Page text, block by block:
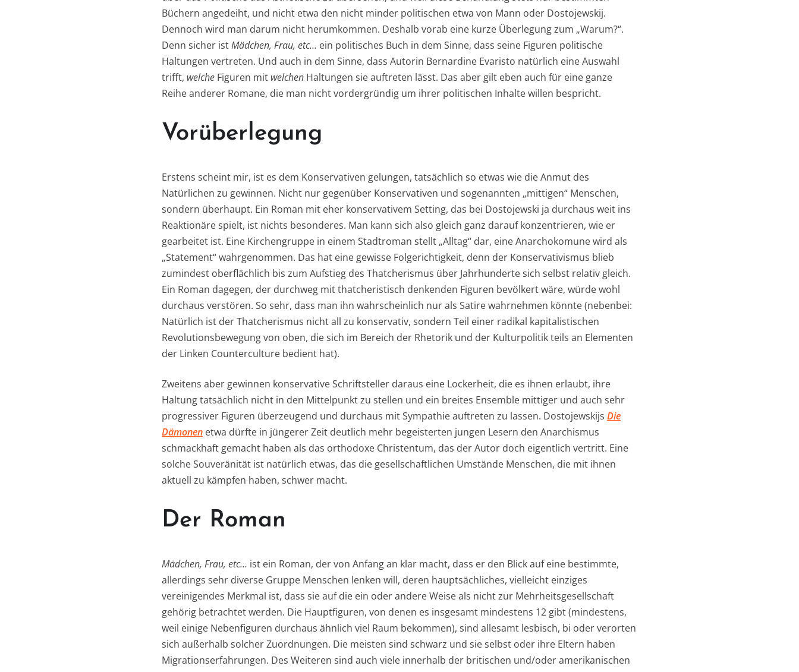
Büchern angedeiht, und nicht etwa den nicht minder politischen etwa von Mann oder Dostojewskij.
Dennoch wird man darum nicht herumkommen. Deshalb vorab eine kurze Überlegung zum „Warum?“.
Denn sicher istMädchen, Frau, etc… ein politisches Buch in dem Sinne, dass seine Figuren politische
Haltungen vertreten. Und auch in dem Sinne, dass Autorin Bernardine Evaristo natürlich eine Auswahl
trifft, welche Figuren mit welchen Haltungen sie auftreten lässt. Das aber gilt eben auch für eine ganze
Reihe anderer Romane, die man nicht vordergründig um ihrer politischen Inhalte willen bespricht.
Vorüberlegung
Erstens scheint mir, ist es dem Konservativen gelungen, tatsächlich so etwas wie die Anmut des
Natürlichen zu gewinnen. Nicht nur gegenüber Konservativen und sogenannten „mittigen“ Menschen,
sondern überhaupt. Ein Roman mit eher konservativem Setting, das bei Dostojewski ja durchaus weit ins
Reaktionäre spielt, ist nichts besonderes. Man kann sich also gleich ganz darauf konzentrieren, wie er
gearbeitet ist. Eine Kirchengruppe in einem Stadtroman stellt „Alltag“ dar, eine Anarchokomune wird als
„Statement“ wahrgenommen. Das hat eine gewisse Folgerichtigkeit, denn der Konservativismus blieb
zumindest oberflächlich bis zum Aufstieg des Thatcherismus über Jahrhunderte sich selbst relativ gleich.
Ein Roman dagegen, der durchweg mit thatcheristisch denkenden Figuren bevölkert wäre, würde wohl
durchaus verstören. So sehr, dass man ihn wahrscheinlich nur als Satire wahrnehmen könnte (nebenbei:
Natürlich ist der Thatcherismus nicht all zu konservativ, sondern Teil einer radikal kapitalistischen
Revolutionsbewegung von oben, die sich im Bereich der Rhetorik und der Kulturpolitik teils an Elementen
der Linken Counterculture bedient hat).
Zweitens aber gewinnen konservative Schriftsteller daraus eine Lockerheit, die es ihnen erlaubt, ihre
Haltung tatsächlich nicht in den Mittelpunkt zu stellen und ein breites Ensemble mittiger und auch sehr
progressiver Figuren überzeugend und durchaus mit Sympathie auftreten zu lassen. Dostojewskijs Die
Dämonen etwa dürfte in jüngerer Zeit deutlich mehr begeisterten jungen Lesern den Anarchismus
schmackhaft gemacht haben als das orthodoxe Christentum, das der Autor doch eigentlich vertritt. Eine
solche Souveränität ist natürlich etwas, das die gesellschaftlichen Umstände Menschen, die mit ihnen
aktuell zu kämpfen haben, schwer macht.
Der Roman
Mädchen, Frau, etc… ist ein Roman, der von Anfang an klar macht, dass er den Blick auf eine bestimmte,
allerdings sehr diverse Gruppe Menschen lenken will, deren hauptsächliches, vielleicht einziges
vereinigendes Merkmal ist, dass sie auf die ein oder andere Weise als nicht zur Mehrheitsgesellschaft
gehörig betrachtet werden. Die Hauptfiguren, von denen es insgesamt mindestens 12 gibt (mindestens,
weil einige Nebenfiguren durchaus ähnlich viel Raum bekommen), sind allesamt lesbisch, bi oder verorten
sich außerhalb solcher Zuordnungen. Die meisten sind schwarz und sie selbst oder ihre Eltern haben
Migrationserfahrungen. Des Weiteren sind auch viele innerhalb der britischen und/oder amerikanischen